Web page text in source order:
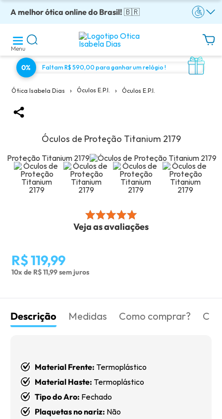
A melhor ótica online do Brasil!🇧🇷
Óculos completos armação + lentes a partir: R$199
Adquira em até 10x sem juros!
Enviamos para todo o Brasil!
Óculos de grau com preço justo!
Menu
0% Faltam R$ 590,00 para ganhar um relógio !
Ótica Isabela Dias › Óculos E.p.i. › Óculos E.p.i.
Óculos de Proteção Titanium 2179
Veja as avaliações
R$ 119,99
10x de R$ 11,99 sem juros
Descrição Medidas Como comprar?
Material Frente: Termoplástico
Material Haste: Termoplástico
Tipo do Aro: Fechado
Plaquetas no nariz: Não